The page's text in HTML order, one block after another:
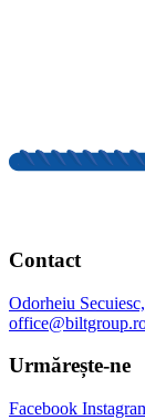
Contact
Odorheiu
Urmărește-ne
Facebook